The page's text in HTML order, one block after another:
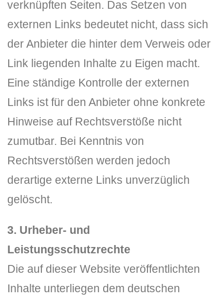
verknüpften Seiten. Das Setzen von
externen Links bedeutet nicht, dass sich
der Anbieter die hinter dem Verweis oder
Link liegenden Inhalte zu Eigen macht.
Eine ständige Kontrolle der externen
Links ist für den Anbieter ohne konkrete
Hinweise auf Rechtsverstöße nicht
zumutbar. Bei Kenntnis von
Rechtsverstößen werden jedoch
derartige externe Links unverzüglich
gelöscht.
3. Urheber- und
Leistungsschutzrechte
Die auf dieser Website veröffentlichten
Inhalte unterliegen dem deutschen